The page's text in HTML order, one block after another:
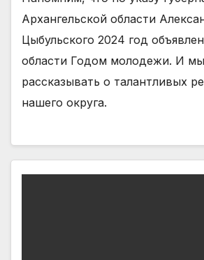
Архангельской области
Цыбульского 2024 год
области Годом молодежи. И
рассказывать о талантливых
нашего округа.